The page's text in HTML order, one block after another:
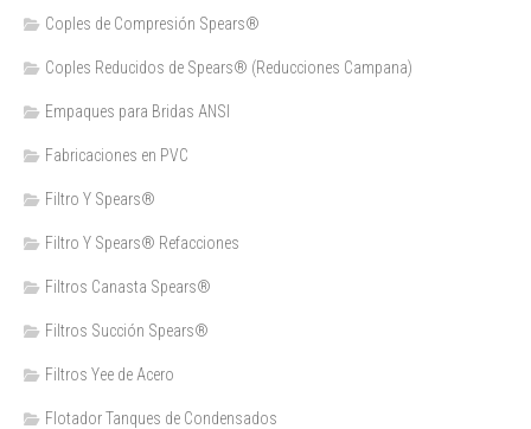
Coples de Compresión Spears®
Coples Reducidos de Spears® (Reducciones Campana)
Empaques para Bridas ANSI
Fabricaciones en PVC
Filtro Y Spears®
Filtro Y Spears® Refacciones
Filtros Canasta Spears®
Filtros Succión Spears®
Filtros Yee de Acero
Flotador Tanques de Condensados